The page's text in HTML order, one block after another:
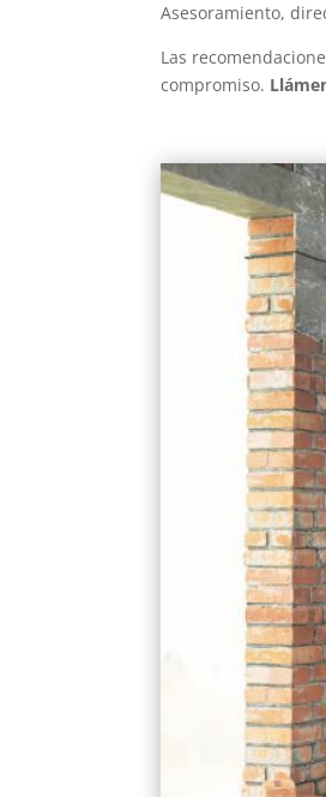
Asesoramiento,
Las
compromiso.